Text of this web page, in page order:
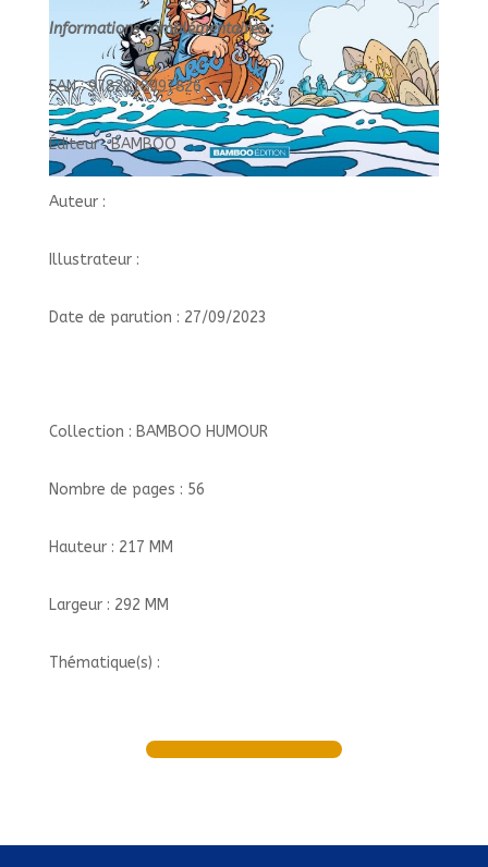
Informations complémentaires :
EAN : 9782818997826
Éditeur : BAMBOO
Auteur :
Illustrateur :
Date de parution : 27/09/2023
Collection : BAMBOO HUMOUR
Nombre de pages : 56
Hauteur : 217 MM
Largeur : 292 MM
Thématique(s) :